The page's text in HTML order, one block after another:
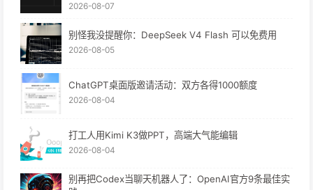
2026-08-07
别怪我没提醒你：DeepSeek V4 Flash 可以免费用
2026-08-05
ChatGPT桌面版邀请活动：双方各得1000额度
2026-08-04
打工人用Kimi K3做PPT，高端大气能编辑
2026-08-04
别再把Codex当聊天机器人了：OpenAI官方9条最佳实